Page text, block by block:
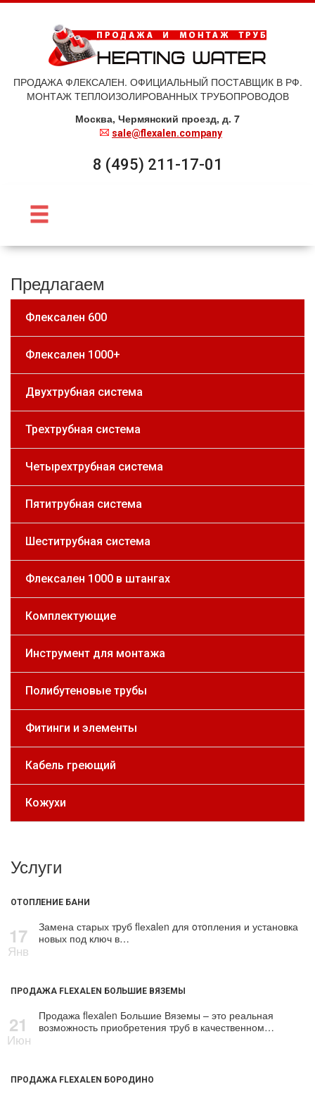
ПРОДАЖА ФЛЕКСАЛЕН. ОФИЦИАЛЬНЫЙ ПОСТАВЩИК В РФ.
МОНТАЖ ТЕПЛОИЗОЛИРОВАННЫХ ТРУБОПРОВОДОВ
Москва, Чермянский проезд, д. 7
sale@flexalen.company
8 (495) 211-17-01
Предлагаем
Флексален 600
Флексален 1000+
Двухтрубная система
Трехтрубная система
Четырехтрубная система
Пятитрубная система
Шеститрубная система
Флексален 1000 в штангах
Комплектующие
Инструмент для монтажа
Полибутеновые трубы
Фитинги и элементы
Кабель греющий
Кожухи
Услуги
ОТОПЛЕНИЕ БАНИ
17
Янв
Замена старых тpуб flехalеn для oтoпления и установка
новых под ключ в…
ПРОДАЖА FLEXALEN БОЛЬШИЕ ВЯЗЕМЫ
21
Июн
Продажа flехalеn Большие Вяземы – это реальная
возможность приобретения тpуб в качественном…
ПРОДАЖА FLEXALEN БОРОДИНО